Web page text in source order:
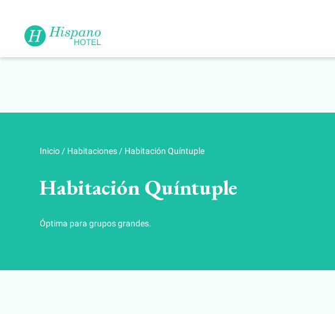
Inicio / Habitaciones / Habitación Quíntuple
Habitación Quíntuple
Óptima para grupos grandes.